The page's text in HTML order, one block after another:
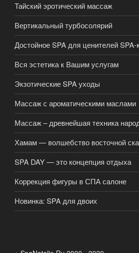
Тайский эротический массаж
Вертикальный турбосолярий
Достойное SPA для ценителей SPA-
Вся эстетика к Вашим услугам
Экзотические SPA уходы
Массаж с ароматическими маслами
Массаж – древнейшая техника
Хамам — волшебство восточной
SPA DAY — это концепция отдыха
Коррекция фигуры в СПА салоне
Новинка: SPA для двоих